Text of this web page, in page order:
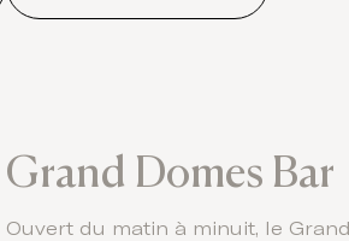
Grand Domes Bar
Ouvert du matin à minuit, le Grand